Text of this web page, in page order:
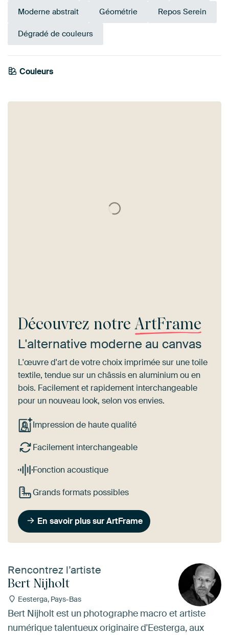
Moderne abstrait Géométrie Repos Serein
Dégradé de couleurs
Couleurs
Early Dew
Terracotta
Beige
Découvrez notreArtFrame
L'alternative moderne au canvas
L'œuvre d'art de votre choix imprimée sur une toile
textile, tendue sur un châssis en aluminium ou en
bois. Facilement et rapidement interchangeable
pour un nouveau look, selon vos envies.
Impression de haute qualité
Facilement interchangeable
Fonction acoustique
Grands formats possibles
En savoir plus sur ArtFrame
Rencontrez l’artiste
Bert Nijholt
Eesterga, Pays-Bas
Bert Nijholt est un photographe macro et artiste
numérique talentueux originaire d'Eesterga, aux